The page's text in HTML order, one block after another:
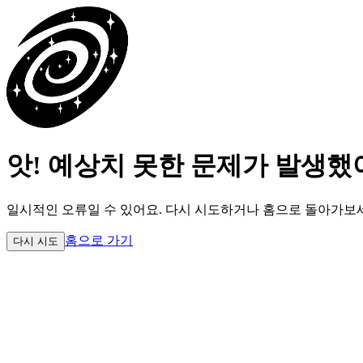
앗! 예상치 못한 문제가 발생했
일시적인 오류일 수 있어요. 다시 시도하거나 홈으로 돌아가보
다시 시도 홈으로 가기